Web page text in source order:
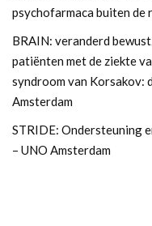
psychofarmaca buiten de
BRAIN: veranderd
patiënten met de ziekte
syndroom van Korsakov:
Amsterdam
STRIDE: Ondersteuning
– UNO Amsterdam